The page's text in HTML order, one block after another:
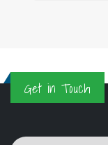
Get in Touch